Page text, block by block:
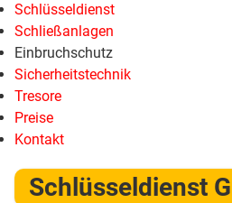
Schlüsseldienst
Schließanlagen
Einbruchschutz
Sicherheitstechnik
Tresore
Preise
Kontakt
Schlüsseldienst